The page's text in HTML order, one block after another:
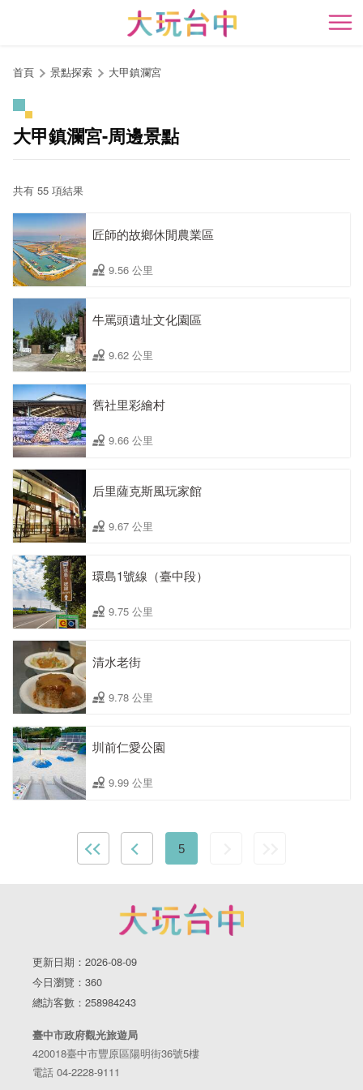
開
首頁 景點探索 大甲鎮瀾宮
大甲鎮瀾宮-周邊景點
共有 55 項結果
匠師的故鄉休閒農業區
9.56 公里
牛罵頭遺址文化園區
9.62 公里
舊社里彩繪村
9.66 公里
后里薩克斯風玩家館
9.67 公里
環島1號線（臺中段）
9.75 公里
清水老街
9.78 公里
圳前仁愛公園
9.99 公里
5
更新日期：2026-08-09
今日瀏覽：360
總訪客數：258984243
臺中市政府觀光旅遊局
420018臺中市豐原區陽明街36號5樓
電話 04-2228-9111